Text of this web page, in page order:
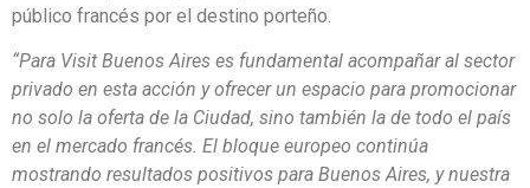
público francés por el destino porteño.
“Para Visit Buenos Aires es fundamental acompañar al sector
privado en esta acción y ofrecer un espacio para promocionar
no solo la oferta de la Ciudad, sino también la de todo el país
en el mercado francés. El bloque europeo continúa
mostrando resultados positivos para Buenos Aires, y nuestra